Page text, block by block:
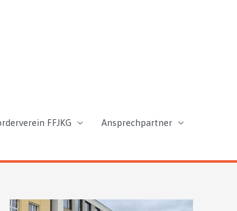
FFJKG Ansprechpartner